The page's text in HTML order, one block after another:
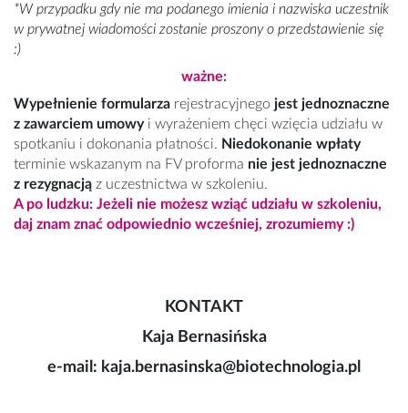
*W przypadku gdy nie ma podanego imienia i nazwiska uczestnik
w prywatnej wiadomości zostanie proszony o przedstawienie się
:)
ważne:
Wypełnienie formularza rejestracyjnego jest jednoznaczne
z zawarciem umowy i wyrażeniem chęci wzięcia udziału w
spotkaniu i dokonania płatności. Niedokonanie wpłaty
terminie wskazanym na FV proforma nie jest jednoznaczne
z rezygnacją z uczestnictwa w szkoleniu.
A po ludzku: Jeżeli nie możesz wziąć udziału w szkoleniu,
daj znam znać odpowiednio wcześniej, zrozumiemy :)
KONTAKT
Kaja Bernasińska
e-mail: kaja.bernasinska@biotechnologia.pl